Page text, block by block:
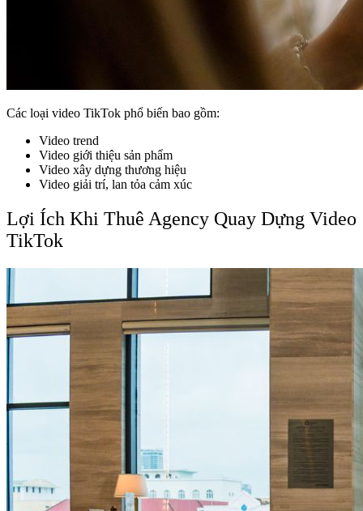
Các loại video TikTok phổ biến bao gồm:
Video trend
Video giới thiệu sản phẩm
Video xây dựng thương hiệu
Video giải trí, lan tỏa cảm xúc
Lợi Ích Khi Thuê Agency Quay Dựng Video
TikTok